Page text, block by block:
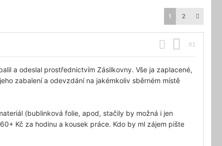
1 2
#1
a odeslal prostřednictvím Zásilkovny. Vše ja zaplacené,
zabalení a odevzdání na jakémkoliv sběrném místě
(bublinková folie, apod, stačily by možná i jen
Kč za hodinu a kousek práce. Kdo by ml zájem pište